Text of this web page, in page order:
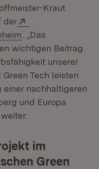
Kraut
der
(Öffnet in neuem
. „Das
wichtigen Beitrag
unserer
Tech leisten
nachhaltigeren
und Europa
im
Green